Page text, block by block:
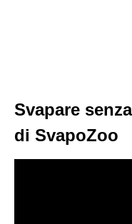
Svapare
di SvapoZoo